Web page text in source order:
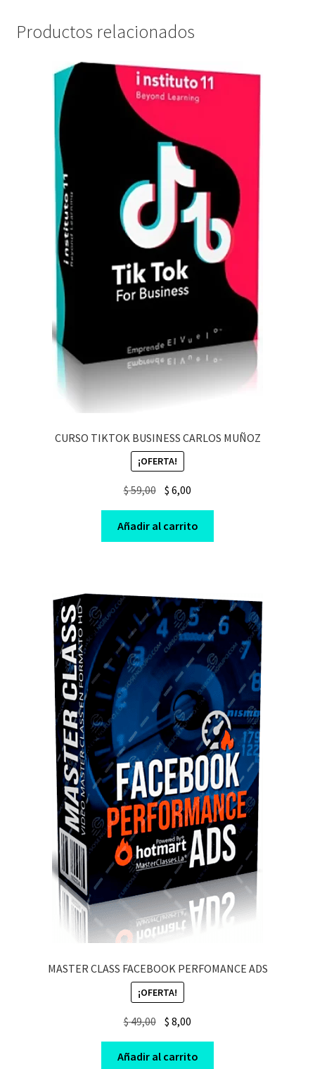
Productos relacionados
CURSO TIKTOK BUSINESS CARLOS MUÑOZ
¡OFERTA!
$59,00 Original
price
was:
$ 59,00.
$ 6,00
price
is:
$ 6,00.
Añadir al carrito
MASTER CLASS FACEBOOK PERFOMANCE ADS
¡OFERTA!
$49,00 Original
was:
$ 8,00
is:
Añadir al carrito